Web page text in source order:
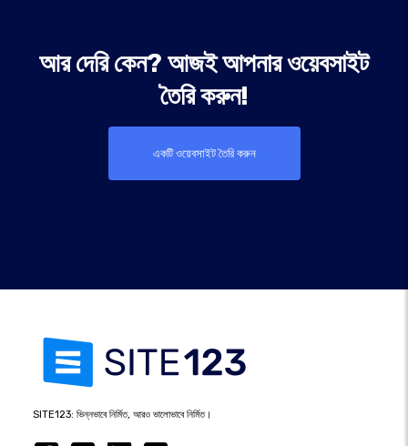
আর দেরি কেন? আজই আপনার ওয়েবসাইট
তৈরি করুন!
একটি ওয়েবসাইট তৈরি করুন
SITE123: ভিন্নভাবে নির্মিত, আরও ভালোভাবে নির্মিত।